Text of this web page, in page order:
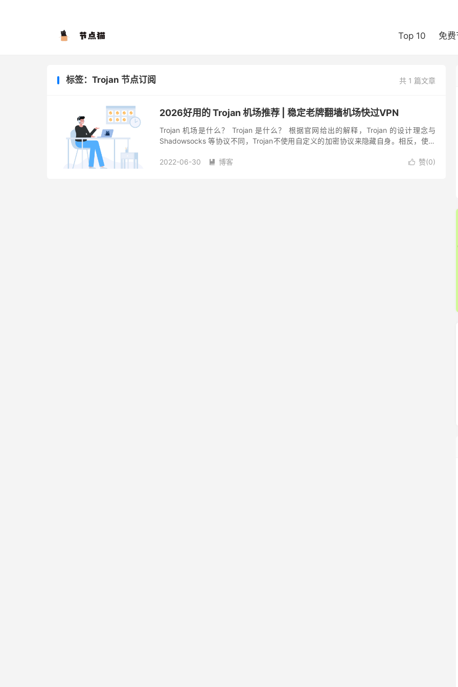
Top 10 免
共 1 篇文章
标签：Trojan 节点订阅
2026好用的 Trojan 机场推荐 | 稳定老牌翻墙机场快过VPN
Trojan 机场是什么？ Trojan 是什么？ 根据官网给出的解释，Trojan 的设计理念与
Shadowsocks 等协议不同，Trojan不使用自定义的加密协议来隐藏自身。相反，使用
 赞(0)
2022-06-30  博客